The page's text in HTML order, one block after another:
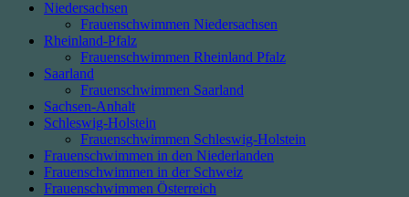
Niedersachsen
Frauenschwimmen Niedersachsen
Rheinland-Pfalz
Frauenschwimmen Rheinland Pfalz
Saarland
Frauenschwimmen Saarland
Sachsen-Anhalt
Schleswig-Holstein
Frauenschwimmen Schleswig-Holstein
Frauenschwimmen in den Niederlanden
Frauenschwimmen in der Schweiz
Frauenschwimmen Österreich